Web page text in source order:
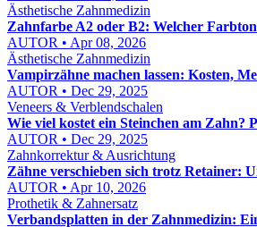
Ästhetische Zahnmedizin
Zahnfarbe A2 oder B2: Welcher
AUTOR • Apr 08, 2026
Ästhetische Zahnmedizin
Vampirzähne machen lassen: Kosten,
AUTOR • Dec 29, 2025
Veneers & Verblendschalen
Wie viel kostet ein Steinchen am Zahn?
AUTOR • Dec 29, 2025
Zahnkorrektur & Ausrichtung
Zähne verschieben sich trotz Retainer:
AUTOR • Apr 10, 2026
Prothetik & Zahnersatz
Verbandsplatten in der Zahnmedizin: